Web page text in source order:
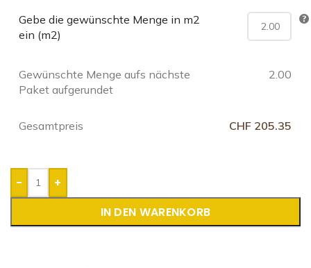
Gebe die gewünschte Menge in m2
ein (m2)
Gewünschte Menge aufs nächste
Paket aufgerundet
2.00
Gesamtpreis CHF 205.35
-
+
IN DEN WARENKORB